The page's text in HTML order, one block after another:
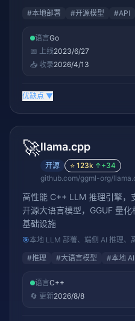
#本地部署 #开源模型 #API
语言Go
📅 上线2023/6/27
📥 收录2026/4/13
优缺点 ▼
🚀llama.cpp
开源 ⭐ 123k ↑+34
github.com/ggml-org/
高性能 C++ LLM 推理引擎，
开源大语言模型，GGUF 量
基础设施
🎯本地 LLM 部署、端侧 AI 推理、
#推理 #大语言模型 #本地 AI
语言C++
🔄 更新2026/8/8